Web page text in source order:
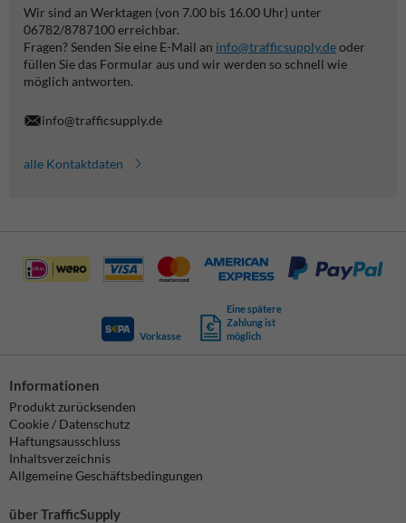
Wir sind an Werktagen (von 7.00 bis 16.00 Uhr) unter
06782/8787100 erreichbar.
Fragen? Senden Sie eine E-Mail an info@trafficsupply.deoder
füllen Sie das Formular aus und wir werden so schnell wie
möglich antworten.
info@trafficsupply.de
alle Kontaktdaten
Vorkasse
Eine spätere
Zahlung ist
möglich
Informationen
Produkt zurücksenden
Cookie / Datenschutz
Haftungsausschluss
Inhaltsverzeichnis
Allgemeine Geschäftsbedingungen
über TrafficSupply